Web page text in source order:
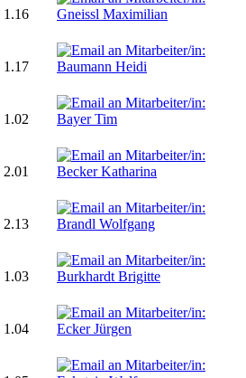
1.16
1.17
1.02
2.01
2.13
1.03
1.04